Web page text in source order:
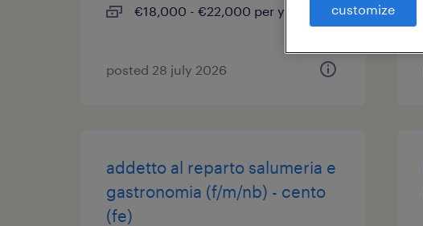
€18,000 - €22,000 per year
posted 28 july 2026
addetto al reparto salumeria e
gastronomia (f/m/nb) - cento
(fe)
customize